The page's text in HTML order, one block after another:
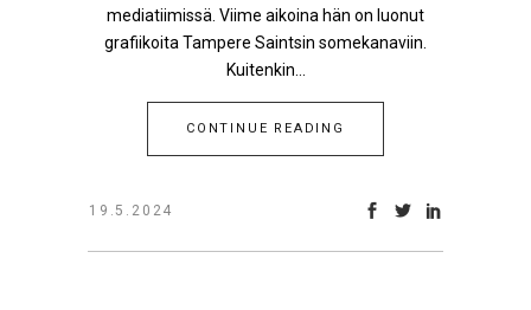
mediatiimissä. Viime aikoina hän on luonut
grafiikoita Tampere Saintsin somekanaviin.
Kuitenkin...
CONTINUE READING
19.5.2024